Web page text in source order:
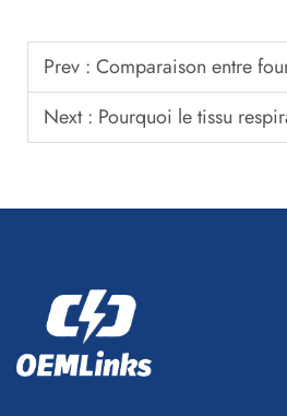
Prev : Comparaison entre fournisseur et
Next : Pourquoi le tissu respirant est essentiel